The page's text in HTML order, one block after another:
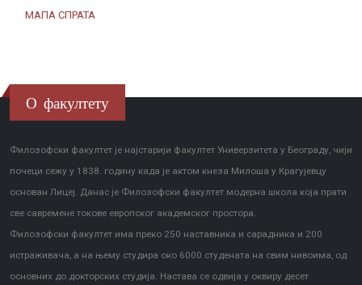
МАПА СПРАТА
О факултету
Филозофски факултет је најстарији факултет Универзитета у Београду, чији
почеци сежу у 1838. годину када је актом кнеза Милоша у Крагујевцу
основан Лицеј. Данас је Филозофски факултет модерна школа која прати
све савремене токове европског академског простора.
Филозофски факултет има преко 250 наставника и сарадника и 200
истраживача, а на њему студира око 6000 студената на свим нивоима, од
основних до докторских студија. Настава се одвија у оквиру десет